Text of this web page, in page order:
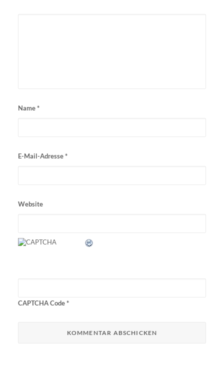
Name*
E-Mail-Adresse*
Website
CAPTCHA Code*